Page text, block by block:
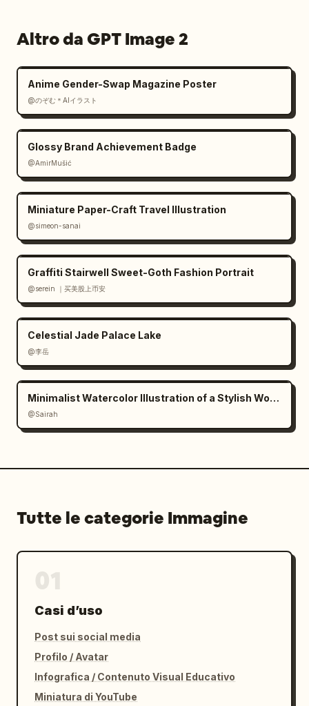
Altro da GPT Image 2
Anime Gender-Swap Magazine Poster
@のぞむ＊AIイラスト
Glossy Brand Achievement Badge
@AmirMušić
Miniature Paper-Craft Travel Illustration
@simeon-sanai
Graffiti Stairwell Sweet-Goth Fashion Portrait
@serein ｜买美股上币安
Celestial Jade Palace Lake
@李岳
Minimalist Watercolor Illustration of a Stylish Woman
@Sairah
Tutte le categorie Immagine
Casi d’uso
Post sui social media
Profilo / Avatar
Infografica / Contenuto Visual Educativo
Miniatura di YouTube